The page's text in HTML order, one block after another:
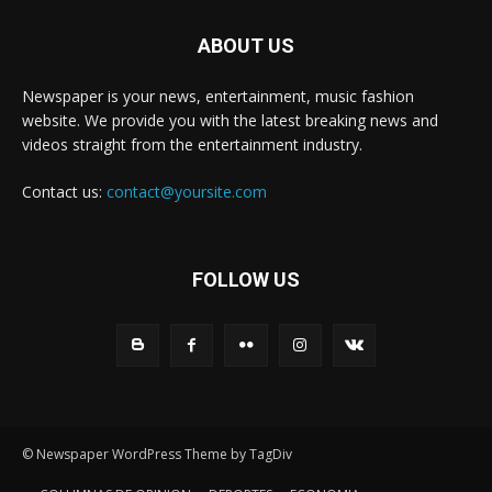
ABOUT US
Newspaper is your news, entertainment, music fashion
website. We provide you with the latest breaking news and
videos straight from the entertainment industry.
Contact us: contact@yoursite.com
FOLLOW US
© Newspaper WordPress Theme by TagDiv